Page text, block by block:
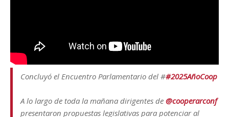
Concluyó el Encuentro Parlamentario del ##2025AñoCoop
A lo largo de toda la mañana dirigentes de @cooperarconf
presentaron propuestas legislativas para potenciar al